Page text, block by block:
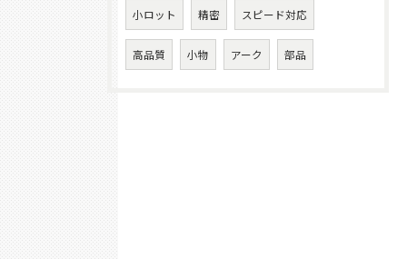
小ロット 精密 スピード対応
高品質 小物 アーク 部品